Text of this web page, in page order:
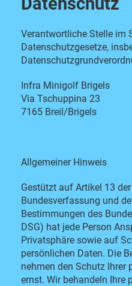
Verantwortliche Stelle im
Datenschutzgesetze,
Infra Minigolf Brigels
Via Tschuppina 23
7165 Breil/Brigels
Allgemeiner Hinweis
Gestützt auf Artikel 13
Bundesverfassung und
Bestimmungen des
DSG) hat jede Person
Privatsphäre sowie auf
persönlichen Daten. Die
nehmen den Schutz Ihrer
ernst. Wir behandeln Ihre